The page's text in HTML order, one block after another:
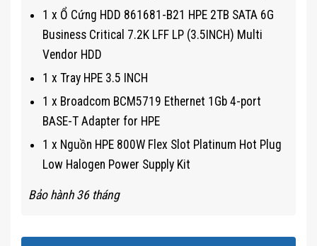
1 x Ổ Cứng HDD 861681-B21 HPE 2TB SATA 6G
Business Critical 7.2K LFF LP (3.5INCH) Multi
Vendor HDD
1 x Tray HPE 3.5 INCH
1 x Broadcom BCM5719 Ethernet 1Gb 4-port
BASE-T Adapter for HPE
1 x Nguồn HPE 800W Flex Slot Platinum Hot Plug
Low Halogen Power Supply Kit
Bảo hành 36 tháng